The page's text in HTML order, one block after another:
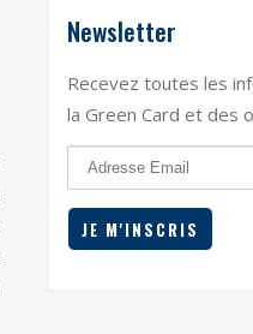
Newsletter
Recevez toutes les
la Green Card et des